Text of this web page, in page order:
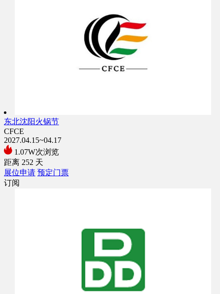
东北沈阳火锅节
CFCE
2027.04.15~04.17
1.07W次浏览
距离 252 天
展位申请 预定门票
订阅